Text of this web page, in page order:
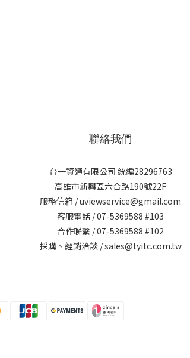
聯絡我們
台一資通有限公司 統編28296763
高雄市新興區六合路190號22F
服務信箱 / uviewservice@gmail.com
客服電話 / 07-5369588 #103
合作聯繫 / 07-5369588 #102
採購、經銷洽談 / sales@tyitc.com.tw